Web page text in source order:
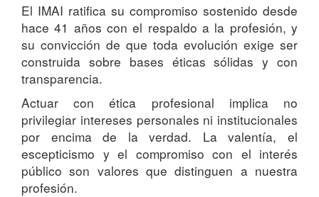
El IMAI ratifica su compromiso sostenido desde
hace 41 años con el respaldo a la profesión, y
su convicción de que toda evolución exige ser
construida sobre bases éticas sólidas y con
transparencia.
Actuar con ética profesional implica no
privilegiar intereses personales ni institucionales
por encima de la verdad. La valentía, el
escepticismo y el compromiso con el interés
público son valores que distinguen a nuestra
profesión.